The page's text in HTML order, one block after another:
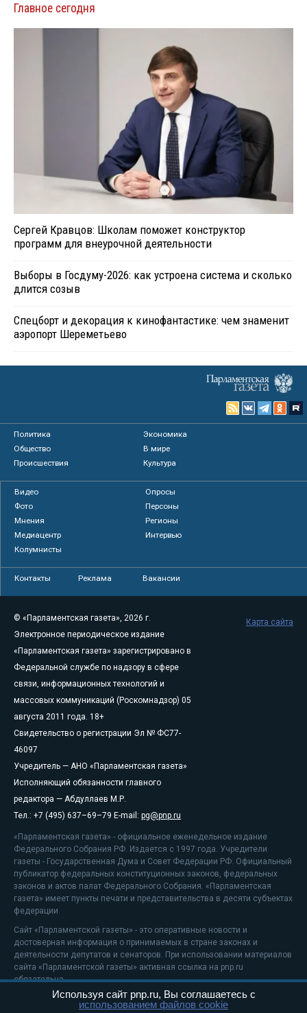
Главное сегодня
Сергей Кравцов: Школам поможет конструктор
программ для внеурочной деятельности
Выборы в Госдуму-2026: как устроена система и сколько
длится созыв
Спецборт и декорация к кинофантастике: чем знаменит
аэропорт Шереметьево
Политика
Экономика
Общество
В мире
Происшествия
Культура
Видео
Опросы
Фото
Персоны
Мнения
Регионы
Медиацентр
Интервью
Колумнисты
Контакты Реклама Вакансии
© «Парламентская газета», 2026 г.
Электронное периодическое издание
«Парламентская газета» зарегистрировано в
Федеральной службе по надзору в сфере
связи, информационных технологий и
массовых коммуникаций (Роскомнадзор) 05
августа 2011 года. 18+
Свидетельство о регистрации Эл № ФС77-
46097
Учредитель — АНО «Парламентская газета»
Исполняющий обязанности главного
редактора — Абдуллаев М.Р.
Тел.: +7 (495) 637–69–79 E-mail: pg@pnp.ru
«Парламентская газета» - официальное еженедельное издание
Федерального Собрания РФ. Издается с 1997 года. Учредители
газеты - Государственная Дума и Совет Федерации РФ. Официальный
публикатор федеральных конституционных законов, федеральных
законов и актов палат Федерального Собрания. «Парламентская
газета» имеет пункты печати и представительства в десяти субъектах
федерации.
Сайт «Парламентской газеты» - это оперативные новости и
достоверная информация о принимаемых в стране законах и
деятельности депутатов и сенаторов. При использовании материалов
сайта «Парламентской газеты» активная ссылка на pnp.ru
обязательна.
На информационном ресурсе применяютсярекомендательные
Карта сайта
Используя сайт pnp.ru, Вы соглашаетесь с
использованием файлов cookie